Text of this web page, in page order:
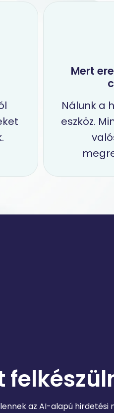
Mert
Nálunk a
eszköz.
az AI-alapú hirdetési